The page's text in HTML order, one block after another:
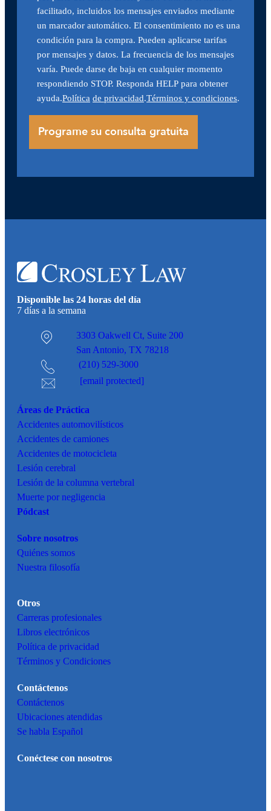
facilitado, incluidos los mensajes enviados mediante
un marcador automático. El consentimiento no es una
condición para la compra. Pueden aplicarse tarifas
por mensajes y datos. La frecuencia de los mensajes
varía. Puede darse de baja en cualquier momento
respondiendo STOP. Responda HELP para obtener
ayuda.Política de privacidad.Términos y condiciones.
Disponible las 24 horas del día
7 días a la semana
3303 Oakwell Ct, Suite 200
San Antonio, TX 78218
(210) 529-3000
[email protected]
Áreas de Práctica
Accidentes automovilísticos
Accidentes de camiones
Accidentes de motocicleta
Lesión cerebral
Lesión de la columna vertebral
Muerte por negligencia
Pódcast
Sobre nosotros
Quiénes somos
Nuestra filosofía
Otros
Carreras profesionales
Libros electrónicos
Política de privacidad
Términos y Condiciones
Contáctenos
Contáctenos
Ubicaciones atendidas
Se habla Español
Conéctese con nosotros